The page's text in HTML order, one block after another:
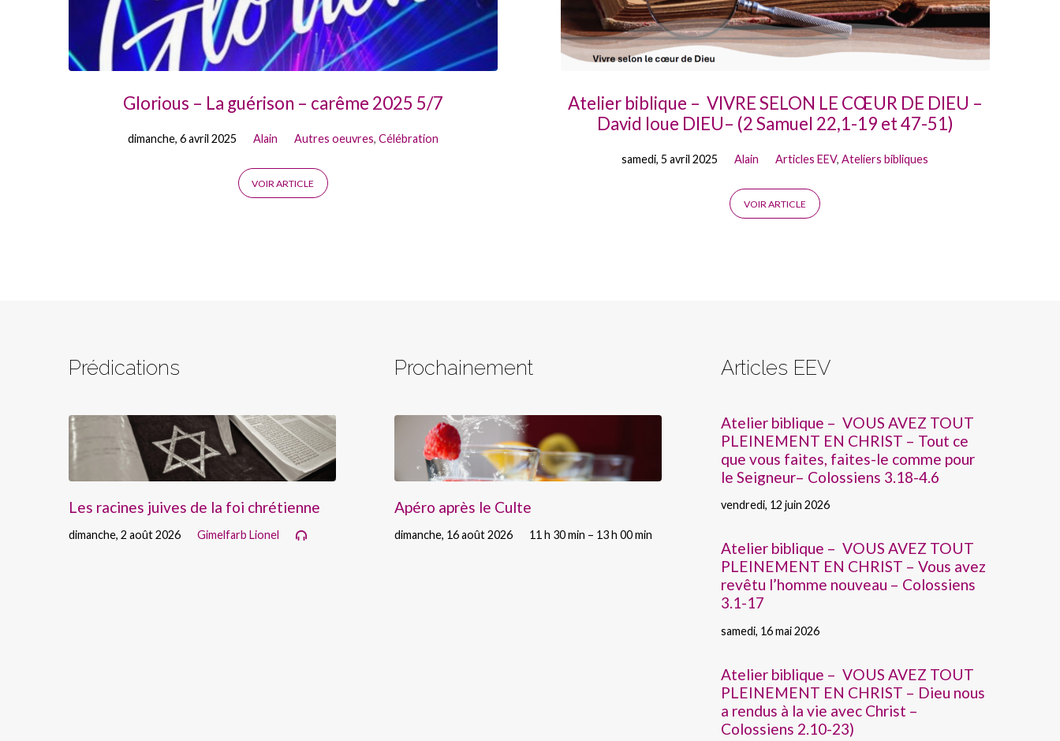
Glorious – La guérison – carême 2025 5/7
dimanche, 6 avril 2025 Alain Autres oeuvres, Célébration
VOIR ARTICLE
Atelier biblique – VIVRE SELON LE CŒUR DE DIEU –
David loue DIEU– (2 Samuel 22,1-19 et 47-51)
samedi, 5 avril 2025 Alain Articles EEV,Ateliers bibliques
VOIR ARTICLE
Prédications
Les racines juives de la foi chrétienne
dimanche, 2 août 2026 Gimelfarb Lionel
Prochainement
Apéro après le Culte
dimanche, 16 août 2026 11 h 30 min – 13 h 00 min
Articles EEV
Atelier biblique – VOUS AVEZ TOUT
PLEINEMENT EN CHRIST – Tout ce
que vous faites, faites-le comme pour
le Seigneur– Colossiens 3.18-4.6
vendredi, 12 juin 2026
Atelier biblique – VOUS AVEZ TOUT
PLEINEMENT EN CHRIST – Vous avez
revêtu l’homme nouveau – Colossiens
3.1-17
samedi, 16 mai 2026
Atelier biblique – VOUS AVEZ TOUT
PLEINEMENT EN CHRIST – Dieu nous
a rendus à la vie avec Christ –
Colossiens 2.10-23)